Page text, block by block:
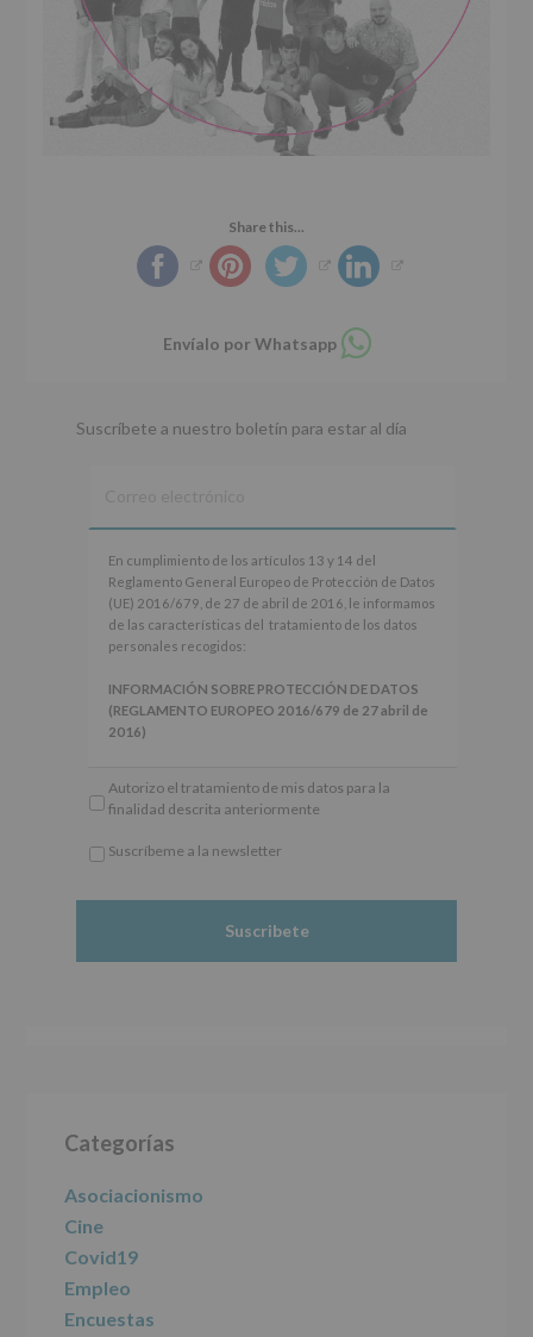
Share this...
Envíalo por Whatsapp
Compartir
en
Suscríbete a nuestro boletín para estar al día
cumplimiento
los
artículos
del
Europeo
de
de
(UE)
27
las
características
tratamiento
de
datos
personales
En cumplimiento de los artículos 13 y 14 del
Reglamento General Europeo de Protección de Datos
(UE) 2016/679, de 27 de abril de 2016, le informamos
de las características del tratamiento de los datos
personales recogidos:
INFORMACIÓN SOBRE PROTECCIÓN DE DATOS
(REGLAMENTO EUROPEO 2016/679 de 27 abril de
2016)
Finalidad : Información actividades y programas
participativos para jóvenes.
este fin específico.
obligación legal.
De acceso, rectificación, supresión, así
Autorizo el tratamiento de mis datos para la
finalidad descrita anteriormente
*
Suscríbeme a la newsletter
lateral
principal
Categorías
Asociacionismo
Cine
Covid19
Empleo
Encuestas